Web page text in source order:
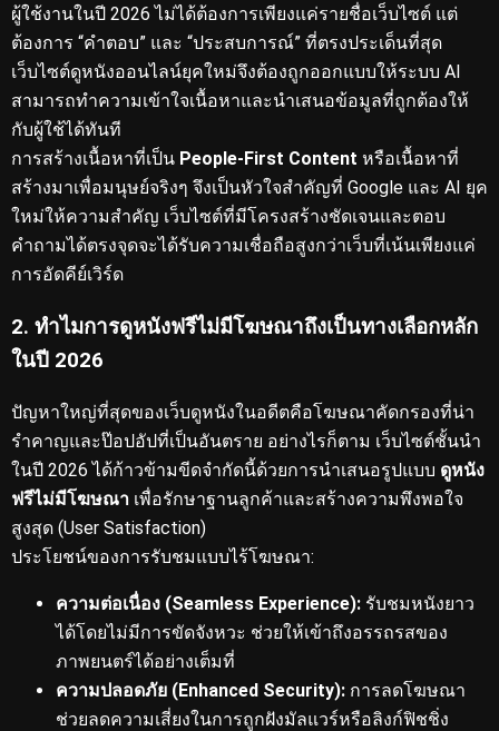
ผู้ใช้งานในปี 2026 ไม่ได้ต้องการเพียงแค่รายชื่อเว็บไซต์ แต่
ต้องการ “คำตอบ” และ “ประสบการณ์” ที่ตรงประเด็นที่สุด
เว็บไซต์ดูหนังออนไลน์ยุคใหม่จึงต้องถูกออกแบบให้ระบบ AI
สามารถทำความเข้าใจเนื้อหาและนำเสนอข้อมูลที่ถูกต้องให้
กับผู้ใช้ได้ทันที
การสร้างเนื้อหาที่เป็น People-First Content หรือเนื้อหาที่
สร้างมาเพื่อมนุษย์จริงๆ จึงเป็นหัวใจสำคัญที่ Google และ AI ยุค
ใหม่ให้ความสำคัญ เว็บไซต์ที่มีโครงสร้างชัดเจนและตอบ
คำถามได้ตรงจุดจะได้รับความเชื่อถือสูงกว่าเว็บที่เน้นเพียงแค่
การอัดคีย์เวิร์ด
2. ทำไมการดูหนังฟรีไม่มีโฆษณาถึงเป็นทางเลือกหลัก
ในปี 2026
ปัญหาใหญ่ที่สุดของเว็บดูหนังในอดีตคือโฆษณาคัดกรองที่น่า
รำคาญและป๊อปอัปที่เป็นอันตราย อย่างไรก็ตาม เว็บไซต์ชั้นนำ
ในปี 2026 ได้ก้าวข้ามขีดจำกัดนี้ด้วยการนำเสนอรูปแบบ ดูหนัง
ฟรีไม่มีโฆษณา เพื่อรักษาฐานลูกค้าและสร้างความพึงพอใจ
สูงสุด (User Satisfaction)
ประโยชน์ของการรับชมแบบไร้โฆษณา:
ความต่อเนื่อง (Seamless Experience): รับชมหนังยาว
ได้โดยไม่มีการขัดจังหวะ ช่วยให้เข้าถึงอรรถรสของ
ภาพยนตร์ได้อย่างเต็มที่
ความปลอดภัย (Enhanced Security): การลดโฆษณา
ช่วยลดความเสี่ยงในการถูกฝังมัลแวร์หรือลิงก์ฟิชชิ่ง